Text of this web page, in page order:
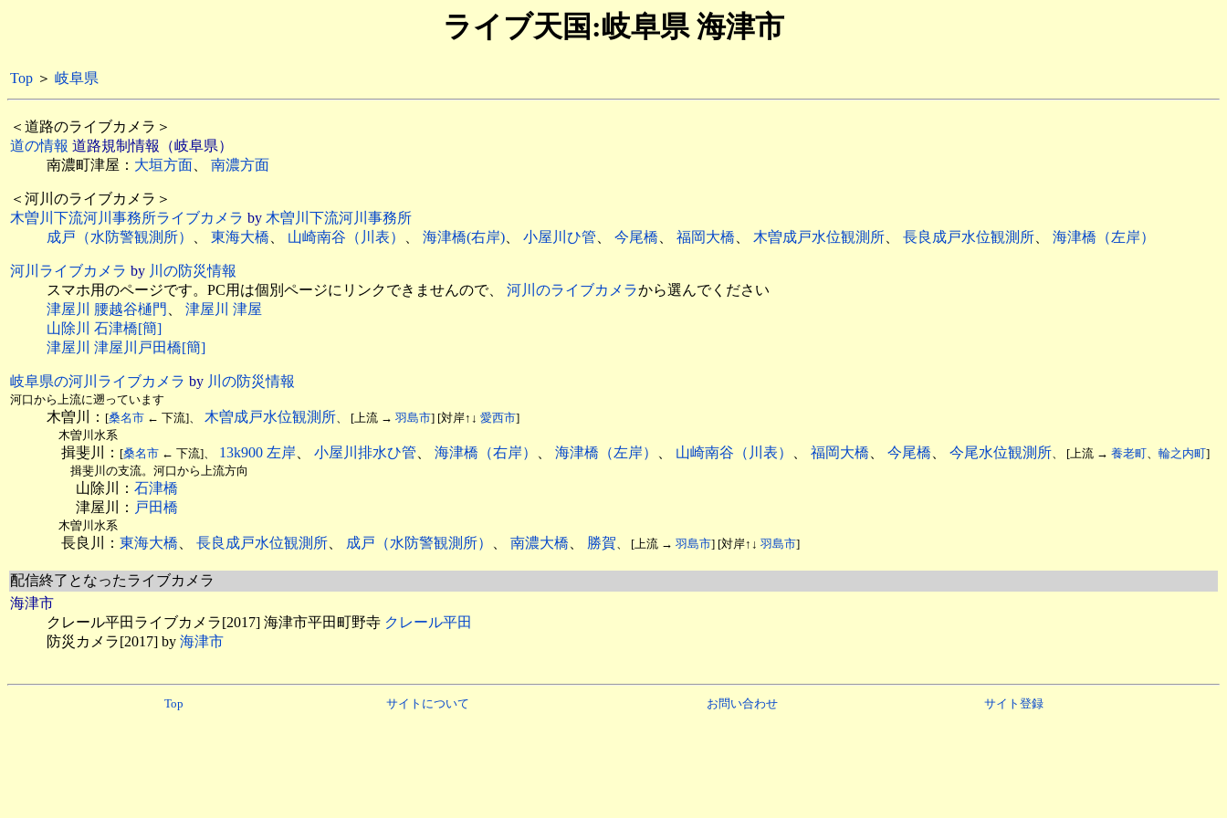
ライブ天国:岐阜県 海津市
Top ＞ 岐阜県
＜道路のライブカメラ＞
道の情報 道路規制情報（岐阜県）
南濃町津屋： 大垣方面、 南濃方面
＜河川のライブカメラ＞
木曽川下流河川事務所ライブカメラ by 木曽川下流河川事務所
成戸（水防警観測所）
、 東海大橋、 山崎南谷（川表） 、 海津橋(右岸)、 小屋川ひ管、 今尾橋、 福岡大橋、 木曽成戸水位観測所、 長良成戸水位観測所、 海津橋（左岸）
河川ライブカメラ by 川の防災情報
スマホ用のページです。PC用は個別ページにリンクできませんので、 河川のライブカメラから選んでください
津屋川 腰越谷樋門 、 津屋川 津屋
山除川 石津橋[簡]
津屋川 津屋川戸田橋[簡]
岐阜県の河川ライブカメラ by 川の防災情報
河口から上流に遡っています
木曽川： [桑名市 ← 下流]、 木曽成戸水位観測所、 [上流 → 羽島市] [対岸↑↓ 愛西市]
木曽川水系
揖斐川： [桑名市 ← 下流]、 13k900 左岸、 小屋川排水ひ管、 海津橋（右岸） 、 海津橋（左岸） 、 山崎南谷（川表） 、 福岡大橋、 今尾橋、 今尾水位観測所、 [上流 → 養老町、 輪之内町]
揖斐川の支流。河口から上流方向
山除川： 石津橋
津屋川： 戸田橋
木曽川水系
長良川： 東海大橋、 長良成戸水位観測所、 成戸（水防警観測所） 、 南濃大橋、 勝賀、 [上流 → 羽島市] [対岸↑↓ 羽島市]
配信終了となったライブカメラ
海津市
クレール平田ライブカメラ[2017] 海津市平田町野寺 クレール平田
防災カメラ[2017] by 海津市
Top サイトについて お問い合わせ サイト登録